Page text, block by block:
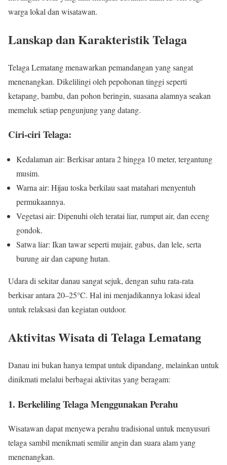
warga lokal dan wisatawan.
Lanskap dan Karakteristik Telaga
Telaga Lematang menawarkan pemandangan yang sangat
menenangkan. Dikelilingi oleh pepohonan tinggi seperti
ketapang, bambu, dan pohon beringin, suasana alamnya seakan
memeluk setiap pengunjung yang datang.
Ciri-ciri Telaga:
Kedalaman air: Berkisar antara 2 hingga 10 meter, tergantung
musim.
Warna air: Hijau toska berkilau saat matahari menyentuh
permukaannya.
Vegetasi air: Dipenuhi oleh teratai liar, rumput air, dan eceng
gondok.
Satwa liar: Ikan tawar seperti mujair, gabus, dan lele, serta
burung air dan capung hutan.
Udara di sekitar danau sangat sejuk, dengan suhu rata-rata
berkisar antara 20–25°C. Hal ini menjadikannya lokasi ideal
untuk relaksasi dan kegiatan outdoor.
Aktivitas Wisata di Telaga Lematang
Danau ini bukan hanya tempat untuk dipandang, melainkan untuk
dinikmati melalui berbagai aktivitas yang beragam:
1. Berkeliling Telaga Menggunakan Perahu
Wisatawan dapat menyewa perahu tradisional untuk menyusuri
telaga sambil menikmati semilir angin dan suara alam yang
menenangkan.